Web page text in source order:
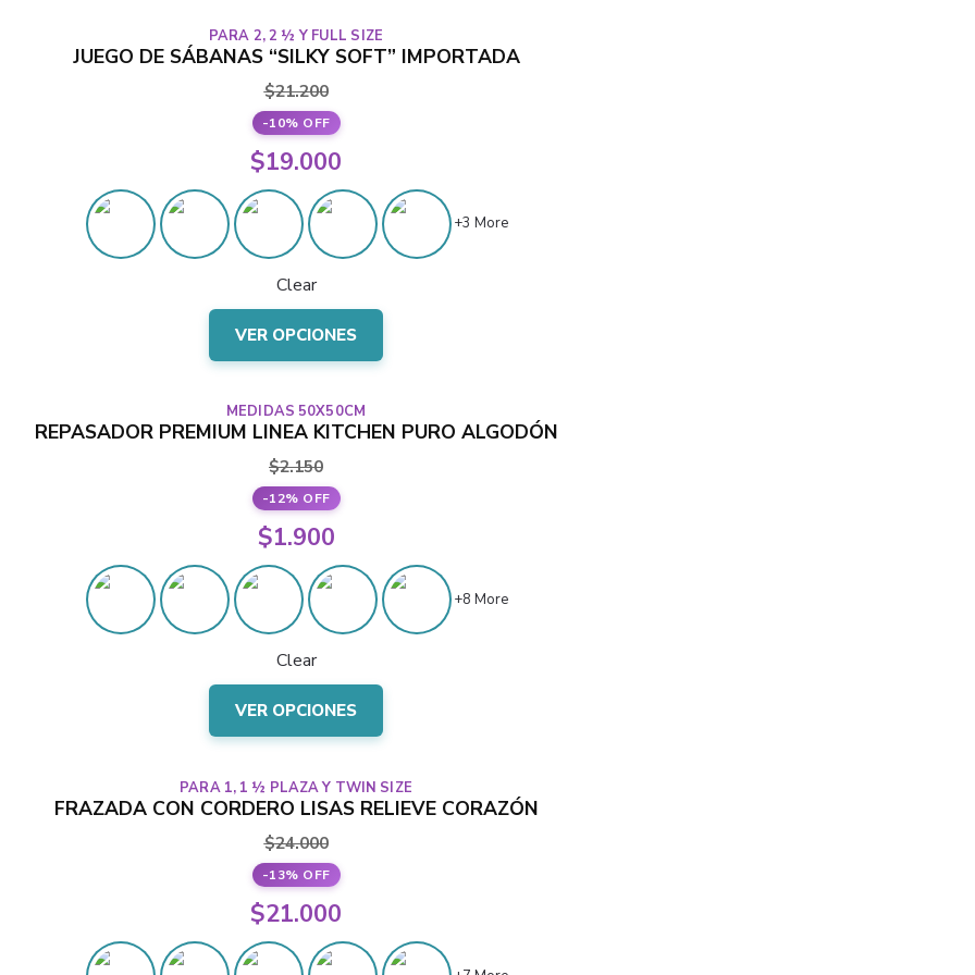
variantes.
elegir
en
la
página
producto
PARA 2, 2 ½ Y FULL SIZE
JUEGO DE SÁBANAS “SILKY SOFT” IMPORTADA
$21.200
-10% OFF
El
precio
original
era:
$21.200.
$19.000
El
precio
actual
es:
$19.000.
+3 More
Clear
VER OPCIONES
Este
variantes.
elegir
en
la
producto
MEDIDAS 50X50CM
REPASADOR PREMIUM LINEA KITCHEN PURO ALGODÓN
$2.150
-12% OFF
El
precio
original
era:
$2.150.
$1.900
El
precio
actual
es:
$1.900.
+8 More
Clear
VER OPCIONES
Este
variantes.
elegir
en
PARA 1, 1 ½ PLAZA Y TWIN SIZE
FRAZADA CON CORDERO LISAS RELIEVE CORAZÓN
$24.000
-13% OFF
El
precio
$21.000
El